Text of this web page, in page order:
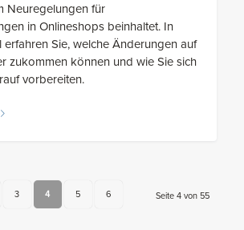
Neuregelungen für
in Onlineshops beinhaltet. In
erfahren Sie, welche Änderungen auf
zukommen können und wie Sie sich
vorbereiten.
Seite 4 von 55
3 4 5 6